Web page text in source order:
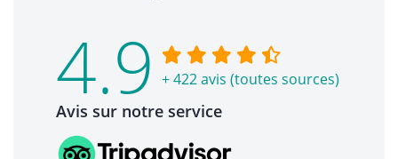
4.9 + 422 avis (toutes sources)
Avis sur notre service